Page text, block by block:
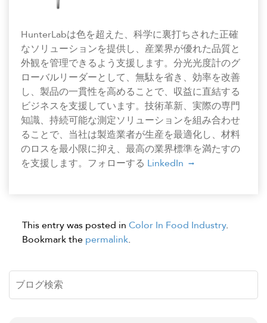
HunterLabは色を超えた、科学に裏打ちされた正確
なソリューションを提供し、産業界が優れた品質と
外観を管理できるよう支援します。分光光度計のグ
ローバルリーダーとして、無駄を省き、効率を改善
し、製品の一貫性を高めることで、収益に直結する
ビジネスを支援しています。技術革新、実際の専門
知識、持続可能な測定ソリューションを組み合わせ
ることで、当社は製造業者が生産を最適化し、材料
のロスを最小限に抑え、最高の業界標準を満たすの
を支援します。フォローする LinkedIn
This entry was posted in Color In Food Industry.
Bookmark the permalink.